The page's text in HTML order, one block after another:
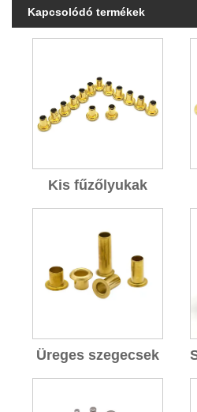
Kapcsolódó termékek
Kis fűzőlyukak
Üreges szegecsek